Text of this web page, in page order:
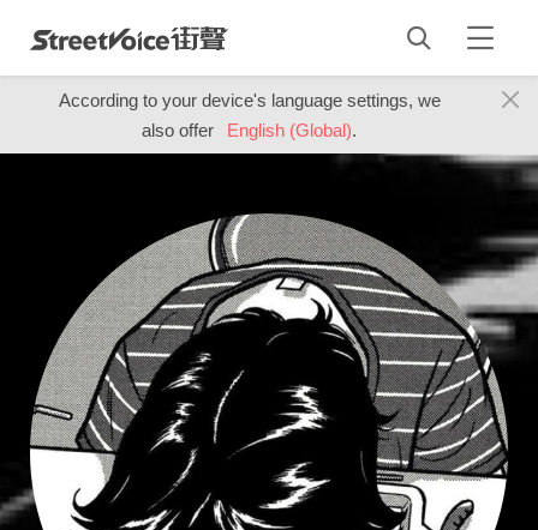
According to your device's language settings, we
also offer
English (Global).